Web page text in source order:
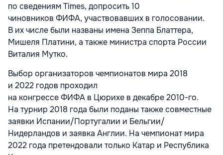
по сведениям Times, допросить 10
чиновников ФИФА, участвовавших в голосовании.
В их числе были названы имена Зеппа Блаттера,
Мишеля Платини, а также министра спорта России
Виталия Мутко.
Выбор организаторов чемпионатов мира 2018
и 2022 годов проходил
на конгрессе ФИФА в Цюрихе в декабре 2010-го.
На турнир 2018 года были поданы также совместные
заявки Испании/Португалии и Бельгии/
Нидерландов и заявка Англии. На чемпионат мира
2022 года претендовали только Катар и Республика